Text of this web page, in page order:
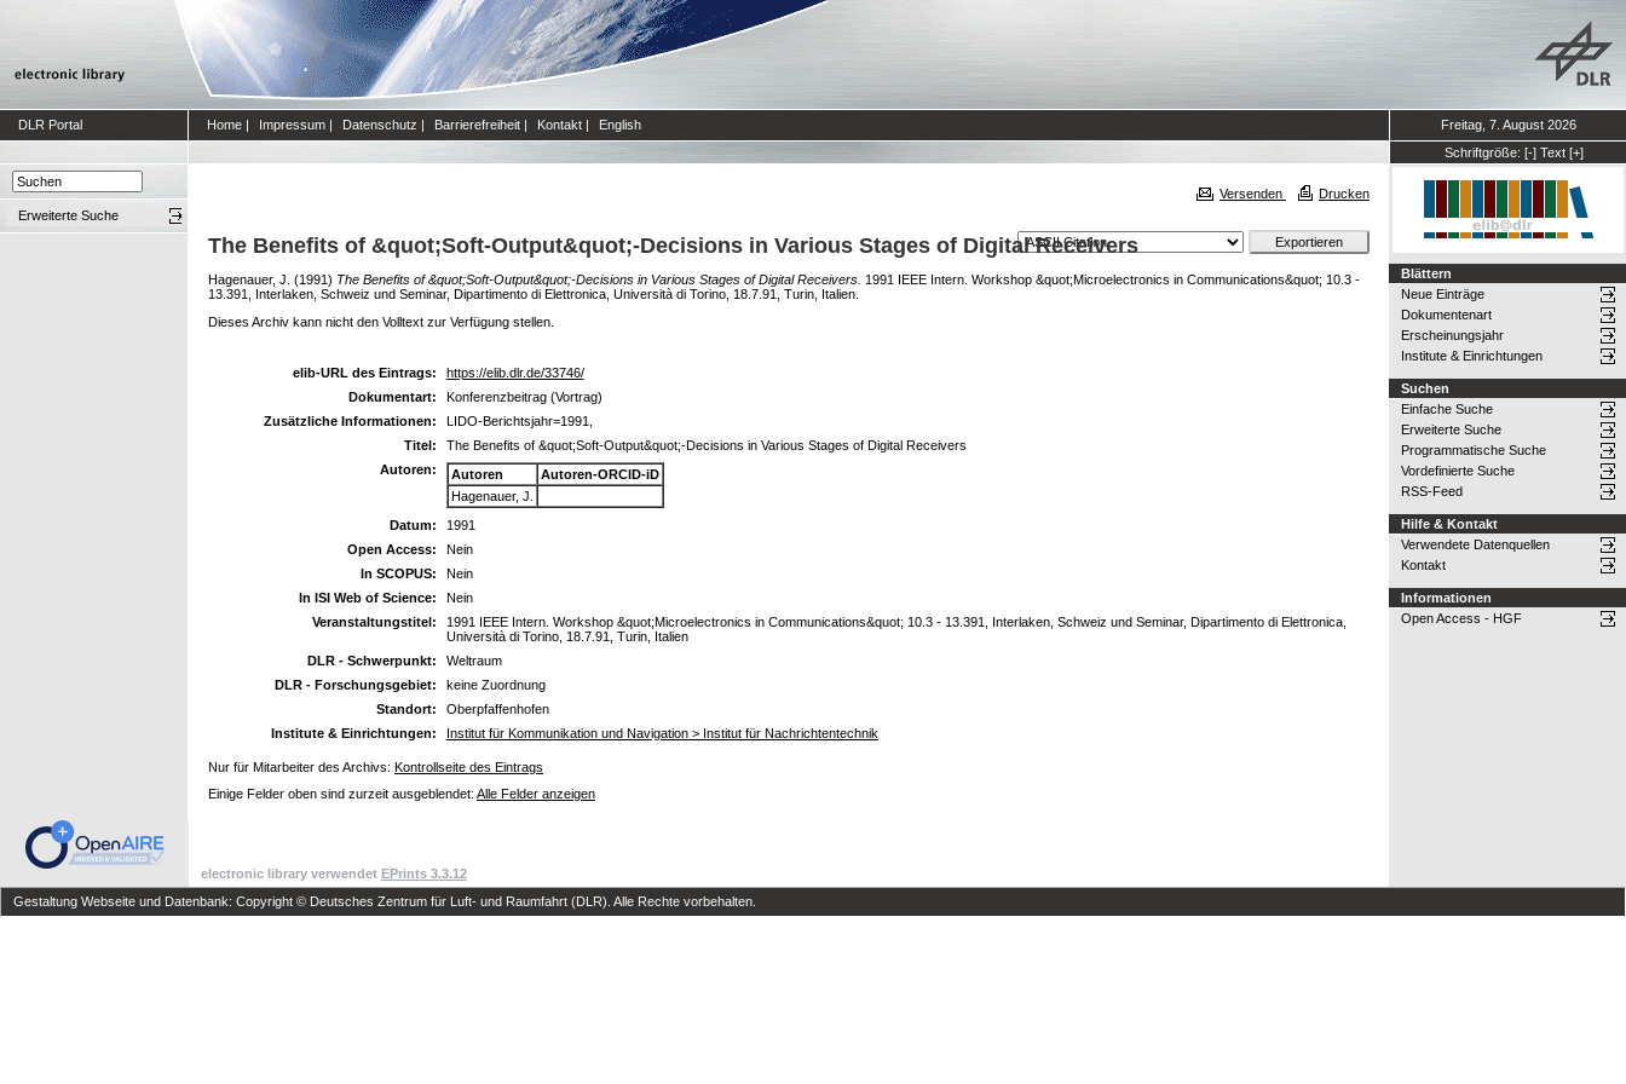
DLR Portal Home | Impressum | Datenschutz | Barrierefreiheit | Kontakt | English
Freitag, 7. August 2026
Schriftgröße: [-] Text [+]
Erweiterte Suche
Versenden Drucken
The Benefits of &quot;Soft-Output&quot;-Decisions in Various Stages of Digital Receivers
Hagenauer, J. (1991) The Benefits of &quot;Soft-Output&quot;-Decisions in Various Stages of Digital Receivers. 1991 IEEE Intern. Workshop &quot;Microelectronics in Communications&quot; 10.3 -
13.391, Interlaken, Schweiz und Seminar, Dipartimento di Elettronica, Università di Torino, 18.7.91, Turin, Italien.
Dieses Archiv kann nicht den Volltext zur Verfügung stellen.
elib-URL des Eintrags:
https://elib.dlr.de/33746/
Dokumentart:
Konferenzbeitrag (Vortrag)
Zusätzliche Informationen:
LIDO-Berichtsjahr=1991,
Titel:
The Benefits of &quot;Soft-Output&quot;-Decisions in Various Stages of Digital Receivers
Autoren:
Autoren
Autoren-ORCID-iD
Hagenauer, J.
Datum:
1991
Open Access:
Nein
In SCOPUS:
Nein
In ISI Web of Science:
Nein
Veranstaltungstitel:
1991 IEEE Intern. Workshop &quot;Microelectronics in Communications&quot; 10.3 - 13.391, Interlaken, Schweiz und Seminar, Dipartimento di Elettronica,
Università di Torino, 18.7.91, Turin, Italien
DLR - Schwerpunkt:
Weltraum
DLR - Forschungsgebiet:
keine Zuordnung
Standort:
Oberpfaffenhofen
Institute & Einrichtungen:
Institut für Kommunikation und Navigation > Institut für Nachrichtentechnik
Nur für Mitarbeiter des Archivs: Kontrollseite des Eintrags
Einige Felder oben sind zurzeit ausgeblendet: Alle Felder anzeigen
Blättern
Neue Einträge
Dokumentenart
Erscheinungsjahr
Institute & Einrichtungen
Suchen
Einfache Suche
Erweiterte Suche
Programmatische Suche
Vordefinierte Suche
RSS-Feed
Hilfe & Kontakt
Verwendete Datenquellen
Kontakt
Informationen
Open Access - HGF
electronic library verwendet EPrints 3.3.12
Gestaltung Webseite und Datenbank: Copyright © Deutsches Zentrum für Luft- und Raumfahrt (DLR). Alle Rechte vorbehalten.